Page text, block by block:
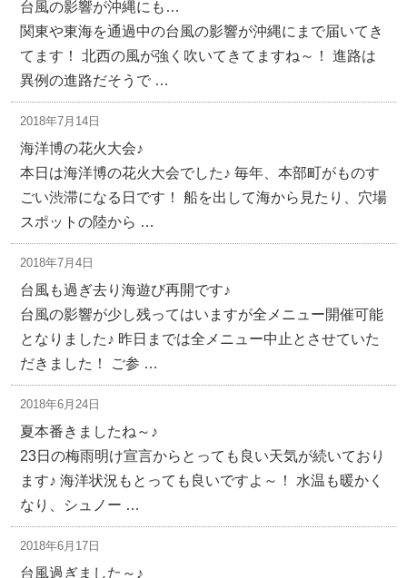
台風の影響が沖縄にも…
関東や東海を通過中の台風の影響が沖縄にまで届いてき
てます！ 北西の風が強く吹いてきてますね～！ 進路は
異例の進路だそうで …
2018年7月14日
海洋博の花火大会♪
本日は海洋博の花火大会でした♪ 毎年、本部町がものす
ごい渋滞になる日です！ 船を出して海から見たり、穴場
スポットの陸から …
2018年7月4日
台風も過ぎ去り海遊び再開です♪
台風の影響が少し残ってはいますが全メニュー開催可能
となりました♪ 昨日までは全メニュー中止とさせていた
だきました！ ご参 …
2018年6月24日
夏本番きましたね～♪
23日の梅雨明け宣言からとっても良い天気が続いており
ます♪ 海洋状況もとっても良いですよ～！ 水温も暖かく
なり、シュノー …
2018年6月17日
台風過ぎました～♪